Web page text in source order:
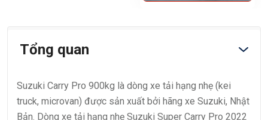
Tổng quan
Suzuki Carry Pro 900kg là dòng xe tải hạng nhẹ (kei
truck, microvan) được sản xuất bởi hãng xe Suzuki, Nhật
Bản. Dòng xe tải hạng nhẹ Suzuki Super Carry Pro 2022